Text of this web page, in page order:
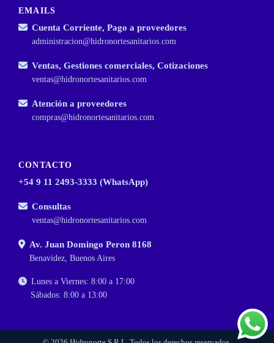
EMAILS
Cuenta Corriente, Pago a proveedores
administracion@hidronortesanitarios.com
Ventas, Gestiones comerciales, Cotizaciones
ventas@hidronortesanitarios.com
Atención a proveedores
compras@hidronortesanitarios.com
CONTACTO
+54 9 11 2493-3333 (WhatsApp)
Consultas
ventas@hidronortesanitarios.com
Av. Juan Domingo Peron 8168
Benavidez, Buenos Aires
Lunes a Viernes: 8:00 a 17:00
Sábados: 8:00 a 13:00